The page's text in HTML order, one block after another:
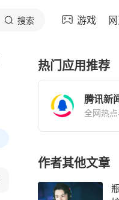
搜索 游戏
热门应用推荐
腾讯新
全网热
作者其他文章